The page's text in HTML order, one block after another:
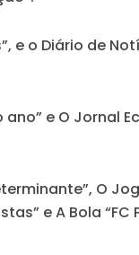
e o Diário de
e O Jornal
O
eA Bola “FC